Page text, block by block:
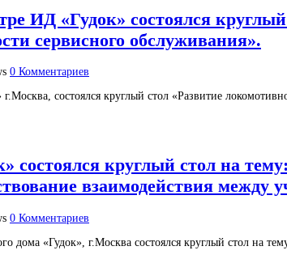
ИД «Гудок» состоялся
сервисного обслуживания».
0 Комментариев
состоялся круглый стол «Развитие
состоялся круглый стол на
взаимодействия между
0 Комментариев
дома «Гудок», г.Москва состоялся круглый стол